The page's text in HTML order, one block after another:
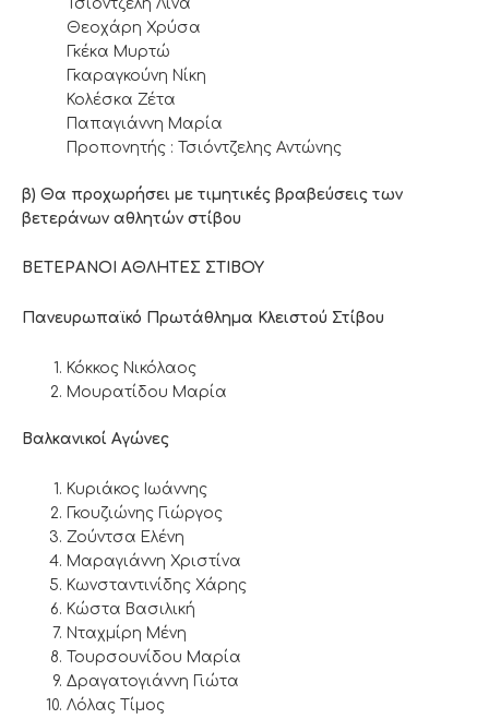
Τσιόντζελη Λίνα
Θεοχάρη Χρύσα
Γκέκα Μυρτώ
Γκαραγκούνη Νίκη
Κολέσκα Ζέτα
Παπαγιάννη Μαρία
Προπονητής : Τσιόντζελης Αντώνης
β) Θα προχωρήσει με τιμητικές βραβεύσεις των
βετεράνων αθλητών στίβου
ΒΕΤΕΡΑΝΟΙ ΑΘΛΗΤΕΣ ΣΤΙΒΟΥ
Πανευρωπαϊκό Πρωτάθλημα Κλειστού Στίβου
Κόκκος Νικόλαος
Μουρατίδου Μαρία
Βαλκανικοί Αγώνες
Κυριάκος Ιωάννης
Γκουζιώνης Γιώργος
Ζούντσα Ελένη
Μαραγιάννη Χριστίνα
Κωνσταντινίδης Χάρης
Κώστα Βασιλική
Νταχμίρη Μένη
Τουρσουνίδου Μαρία
Δραγατογιάννη Γιώτα
Λόλας Τίμος